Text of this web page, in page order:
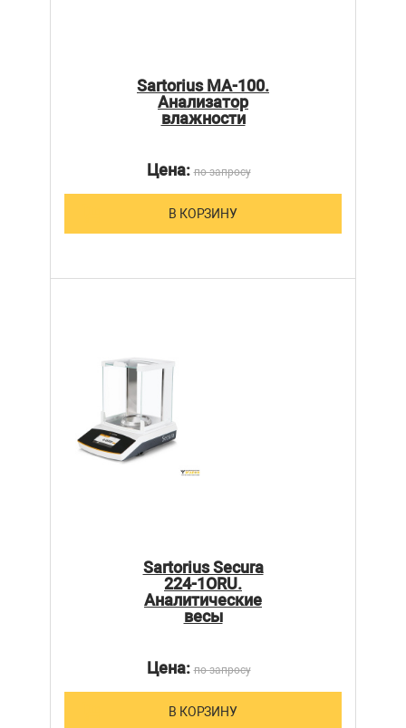
Sartorius MA-100.
Анализатор
влажности
Цена:по запросу
В КОРЗИНУ
Sartorius Secura
224-1ORU.
Аналитические
весы
Цена:по запросу
В КОРЗИНУ